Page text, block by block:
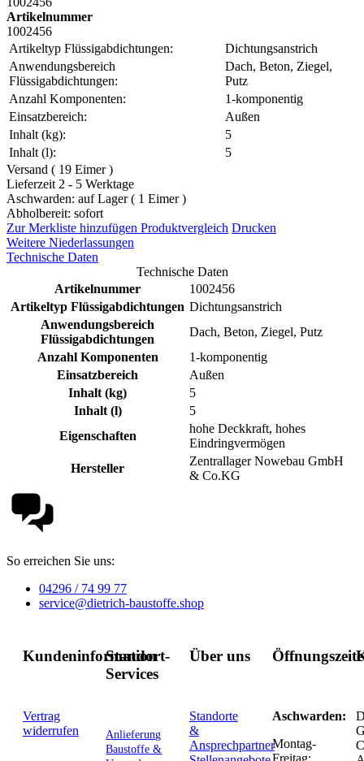
Artikelnummer
1002456
Artikeltyp Flüssigabdichtungen:
Dichtungsanstrich
Anwendungsbereich
Flüssigabdichtungen:
Dach, Beton, Ziegel,
Putz
Anzahl Komponenten:
1-komponentig
Einsatzbereich:
Außen
Inhalt (kg):
5
Inhalt (l):
5
Versand ( 19 Eimer )
Lieferzeit 2 - 5 Werktage
Aschwarden: auf Lager ( 1 Eimer )
Abholbereit: sofort
Zur Merkliste hinzufügen Produktvergleich Drucken
Weitere Niederlassungen
Technische Daten
Technische Daten
Artikelnummer
1002456
Artikeltyp Flüssigabdichtungen Dichtungsanstrich
Anwendungsbereich
Flüssigabdichtungen
Dach, Beton, Ziegel, Putz
Anzahl Komponenten
1-komponentig
Einsatzbereich
Außen
Inhalt (kg)
5
Inhalt (l)
5
Eigenschaften
hohe Deckkraft, hohes
Eindringvermögen
Hersteller
Zentrallager Nowebau GmbH
& Co.KG
So erreichen Sie uns:
04296 / 74 99 77
service@dietrich-baustoffe.shop
Kundeninformation
Vertrag
widerrufen
Standort-
Services
Anlieferung
Baustoffe &
Über uns
Standorte
&
Ansprechpartner
Aschwarden:
Montag-